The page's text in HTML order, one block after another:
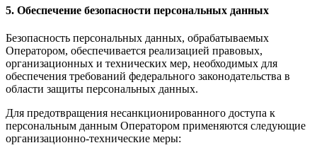
5. Обеспечение безопасности персональных данных
Безопасность персональных данных, обрабатываемых
Оператором, обеспечивается реализацией правовых,
организационных и технических мер, необходимых для
обеспечения требований федерального законодательства в
области защиты персональных данных.
Для предотвращения несанкционированного доступа к
персональным данным Оператором применяются следующие
организационно-технические меры: